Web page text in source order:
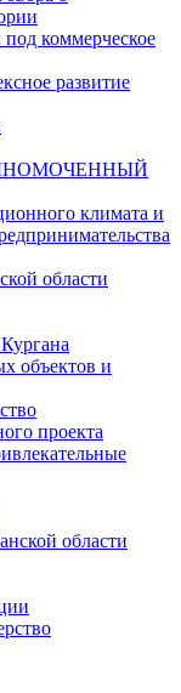
коммерческое
развитие
климата и
области
объектов и
проекта
области